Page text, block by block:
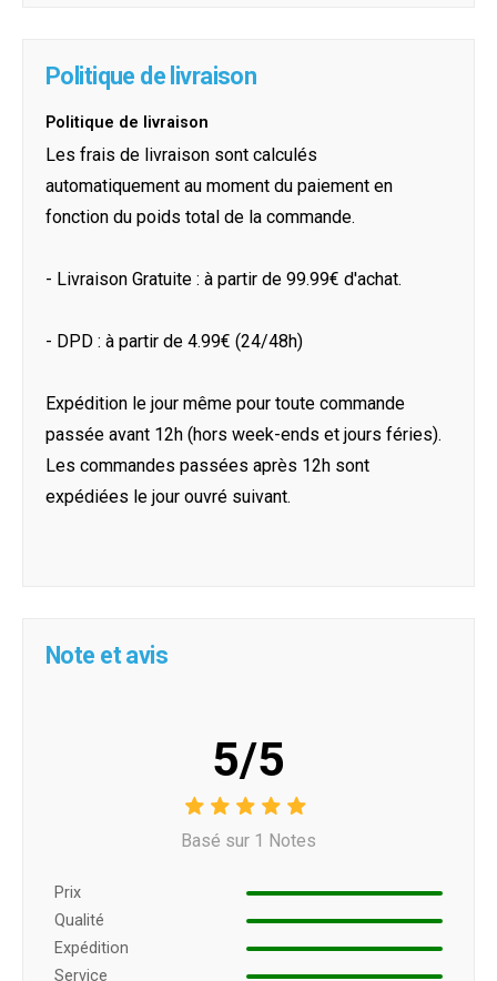
Politique de livraison
Politique de livraison
Les frais de livraison sont calculés
automatiquement au moment du paiement en
fonction du poids total de la commande.
- Livraison Gratuite : à partir de 99.99€ d'achat.
- DPD : à partir de 4.99€ (24/48h)
Expédition le jour même pour toute commande
passée avant 12h (hors week-ends et jours féries).
Les commandes passées après 12h sont
expédiées le jour ouvré suivant.
Note et avis
5/5
Basé sur 1 Notes
Prix ​​
Qualité
Expédition
Service